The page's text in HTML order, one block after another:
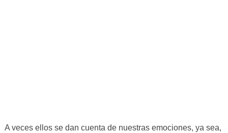
A veces ellos se dan cuenta de nuestras emociones, ya sea,